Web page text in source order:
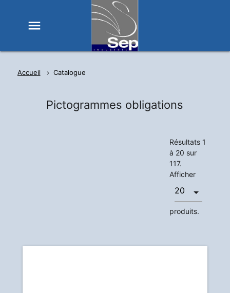
menu
Accueil Catalogue
Pictogrammes obligations
Résultats 1
à 20 sur
117.
Afficher
produits.